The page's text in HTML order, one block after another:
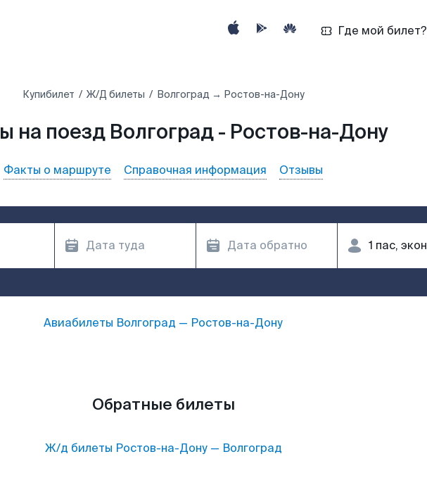
Где мой билет?
Купибилет Ж/Д билеты Волгоград → Ростов-на-Дону
на поезд Волгоград - Ростов-на-Дону
Факты о маршруте Справочная информация Отзывы
Авиабилеты Волгоград — Ростов-на-Дону
Обратные билеты
Ж/д билеты Ростов-на-Дону— Волгоград